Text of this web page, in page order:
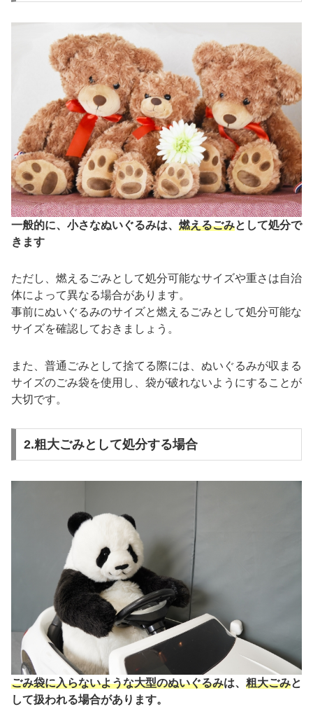
一般的に、小さなぬいぐるみは、 燃えるごみとして処分で
きます
ただし、燃えるごみとして処分可能なサイズや重さは自治
体によって異なる場合があります。
事前にぬいぐるみのサイズと燃えるごみとして処分可能な
サイズを確認しておきましょう。
また、普通ごみとして捨てる際には、ぬいぐるみが収まる
サイズのごみ袋を使用し、袋が破れないようにすることが
大切です。
2.粗大ごみとして処分する場合
ごみ袋に入らないような大型のぬいぐるみは、 粗大ごみと
して扱われる場合があります。